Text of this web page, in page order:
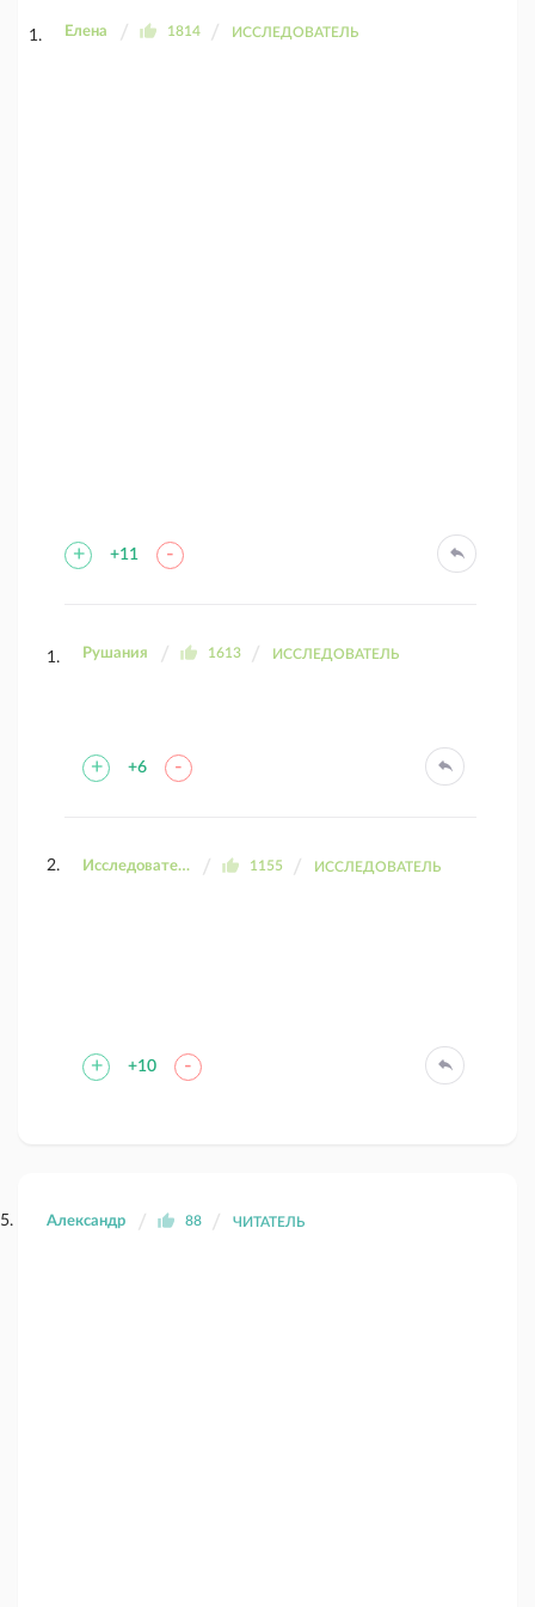
Елена 1814 ИССЛЕДОВАТЕЛЬ
+ +11 -
Рушания 1613 ИССЛЕДОВАТЕЛЬ
+ +6 -
Исследователь ДК 1155 ИССЛЕДОВАТЕЛЬ
+ +10 -
Александр 88 ЧИТАТЕЛЬ